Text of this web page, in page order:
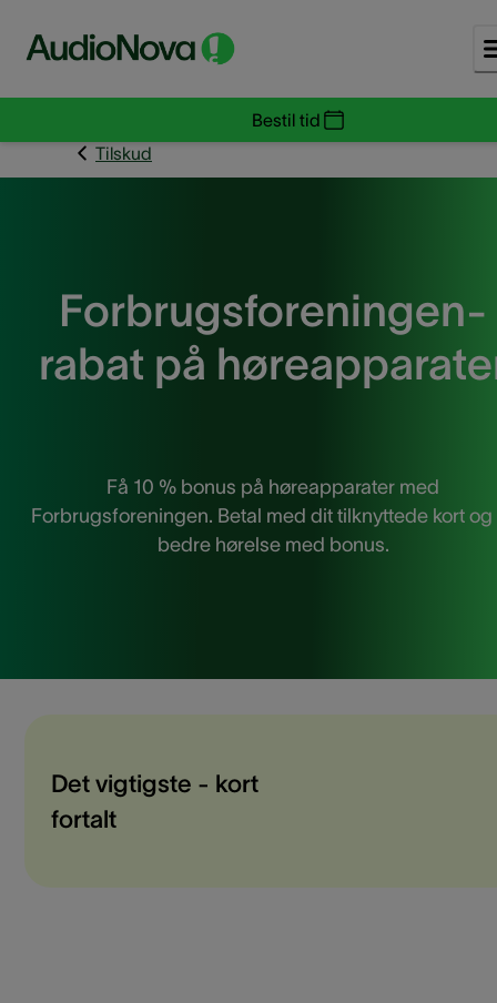
Bestil tid
Tilskud
Forbrugsforeningen-
rabat på
Få 10 % bonus på høreapparater med
Forbrugsforeningen. Betal med dit tilknyttede kort og
bedre hørelse med bonus.
Det vigtigste - kort
fortalt